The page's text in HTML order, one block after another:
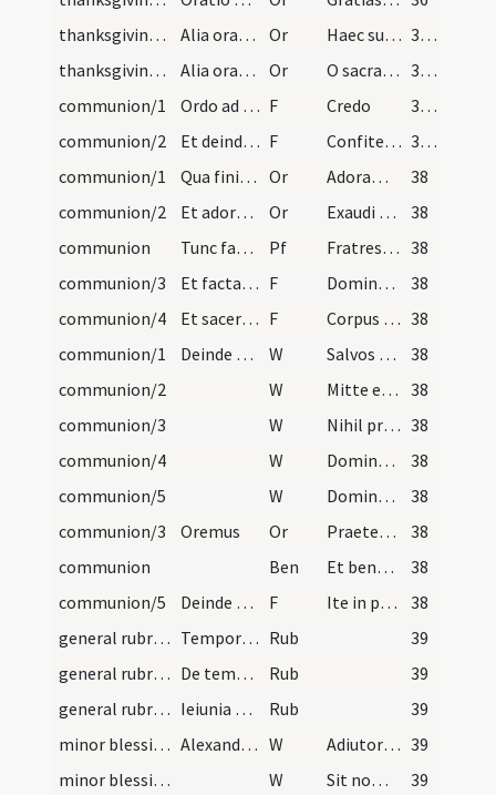
thanksgiving after Mass/thanksgiving prayer/2
Alia oratio post sanctam communionem Or Haec sunt convivia quae tibi placent
37 (17r)
thanksgiving after Mass/thanksgiving prayer/3
Alia oratio post communionem Or O sacratissima o serenissima et inclita virgo Maria
37 (17r)
communion/1
Ordo ad communicandum populum in Pascha vel aliis… F Credo
37 (17r)
communion/2
Et deinde omnes faciunt confessionem generalem di… F Confiteor Deo
37 (17r)
communion/1
Qua finita singulis porrigit crucem osculandam di… Or Adoramus te Christe et benedicimus tibi quia per sanctam crucem tuam redemisti mundum.
38
communion/2
Et adorata cruce sacerdos dicit orationem: Or Exaudi nos Deus salutaris noster et per triumphum sanctae crucis
38
communion
Tunc facit monitionem dicens: Pf Fratres si aliquis vestrum habet odium 38
communion/3
Et facta monitione, vertit se ad altare, et commu… F Domine non sum dignus
38
communion/4
Et sacerdos cuilibet porrigit particulam dicens: F Corpus Domini nostri Iesu Christi custodiat animam tuam in vitam aeternam 38
communion/1
Deinde quidam de ministris dat singulis gustum aq… W Salvos fac servos
38
communion/2
W Mitte eis Domine auxilium
38
communion/3
W Nihil proficiat inimicus 38
communion/4
W Domine exaudi
38
communion/5
W Dominus vobiscum
38
communion/3
Oremus Or Praetende Domine misericordiam tuam famulis et famulabus tuis dexteramque caelestis
38
communion
Ben Et benedictio Dei omnipotentis ... descendat super vos et maneat semper.
38
communion/5
Deinde sacerdos abluit digitos et prosequitur et… F Ite in pace
38
general rubrics/1
Tempora nuptiarum. Primae nuptiae intrant quolibe… Rub
39
general rubrics/2
De tempore Adventus. Adventus Domini celebratur u… Rub
39
general rubrics/3
Ieiunia quattuor temporum. Primum: feria quarta,… Rub
39
minor blessing of water/1
Alexander papa de conscretione dist. III. c. aqua… W Adiutorium nostrum 39
minor blessing of water/2
W Sit nomen
39